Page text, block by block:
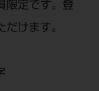
限定です。登
けます。